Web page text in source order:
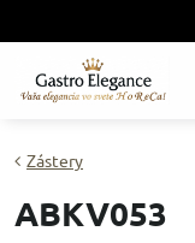
Zástery
ABKV053